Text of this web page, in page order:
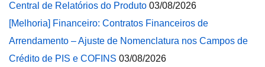
Central de Relatórios do Produto 03/08/2026
[Melhoria] Financeiro: Contratos Financeiros de
Arrendamento – Ajuste de Nomenclatura nos Campos de
Crédito de PIS e COFINS 03/08/2026